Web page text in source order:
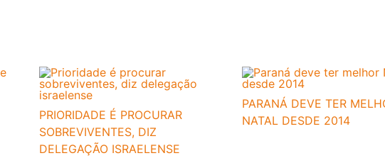
PRIORIDADE É PROCURAR
SOBREVIVENTES, DIZ
DELEGAÇÃO ISRAELENSE
PARANÁ DEVE TER
NATAL DESDE 2014